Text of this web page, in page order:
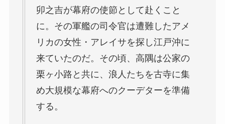
卯之吉が幕府の使節として赴くこと
に。その軍艦の司令官は遭難したアメ
リカの女性・アレイサを探し江戸沖に
来ていたのだ。その頃、高隅は公家の
栗ヶ小路と共に、浪人たちを古寺に集
め大規模な幕府へのクーデターを準備
する。